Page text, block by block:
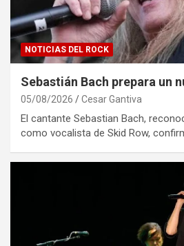
NOTICIAS DEL ROCK
Sebastián Bach prepara un
05/08/2026 Cesar Gantiva
El cantante Sebastian Bach,
como vocalista de Skid Row,